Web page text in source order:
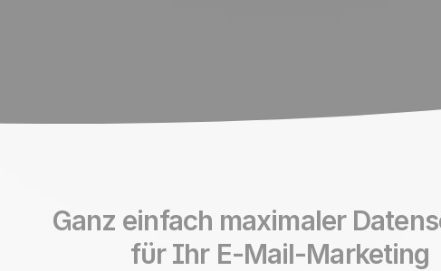
Ganz einfach maximaler
für Ihr E-Mail-Marketing